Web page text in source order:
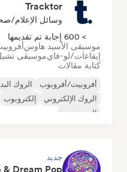
Tracktor
وسائل الإعلام/
> 600 إجابة تم تقديمها
موسيقى الأسيد هاوس
إيقاعات/لو-فايموسيقى
كتابة مقالات
أفروبيت/أفروبوب الروك
الروك الإلكتروني
إلكتروبوب
الهيب هوب
جديد